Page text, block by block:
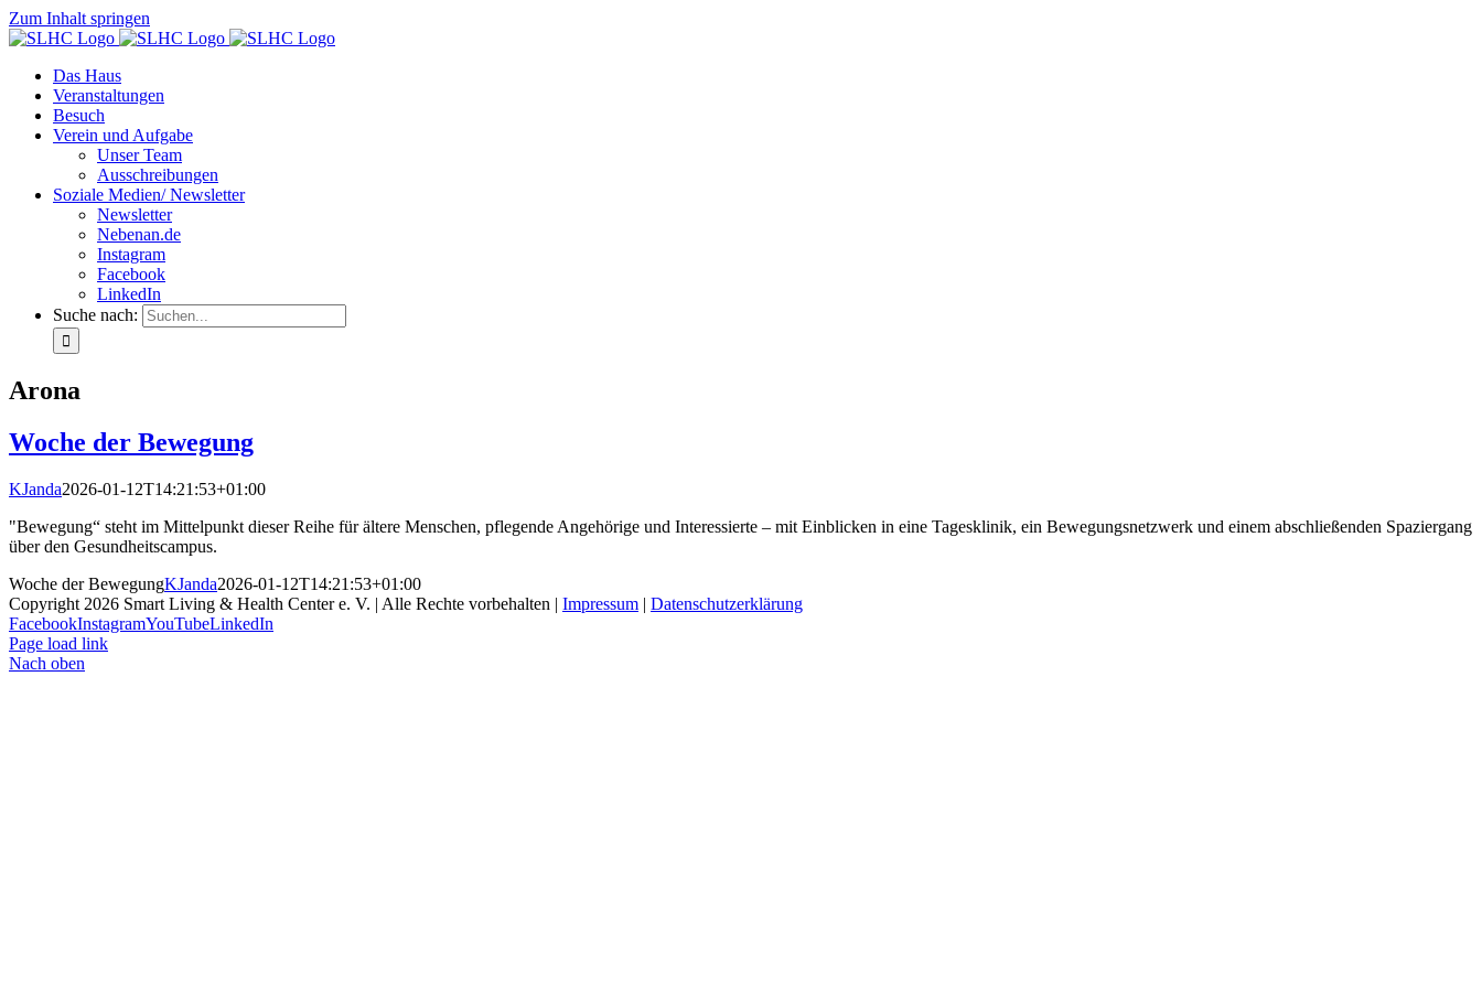
Zum Inhalt springen
Das Haus
Veranstaltungen
Besuch
Verein und Aufgabe
Unser Team
Ausschreibungen
Soziale Medien/ Newsletter
Newsletter
Nebenan.de
Instagram
Facebook
LinkedIn
Suche nach:
Arona
Woche der Bewegung
KJanda2026-01-12T14:21:53+01:00
"Bewegung“ steht im Mittelpunkt dieser Reihe für ältere Menschen, pflegende Angehörige und Interessierte – mit Einblicken in eine Tagesklinik, ein Bewegungsnetzwerk und einem abschließenden Spaziergang
über den Gesundheitscampus.
Woche der BewegungKJanda2026-01-12T14:21:53+01:00
Copyright 2026 Smart Living & Health Center e. V. | Alle Rechte vorbehalten | Impressum | Datenschutzerklärung
FacebookInstagramYouTubeLinkedIn
Page load link
Nach oben